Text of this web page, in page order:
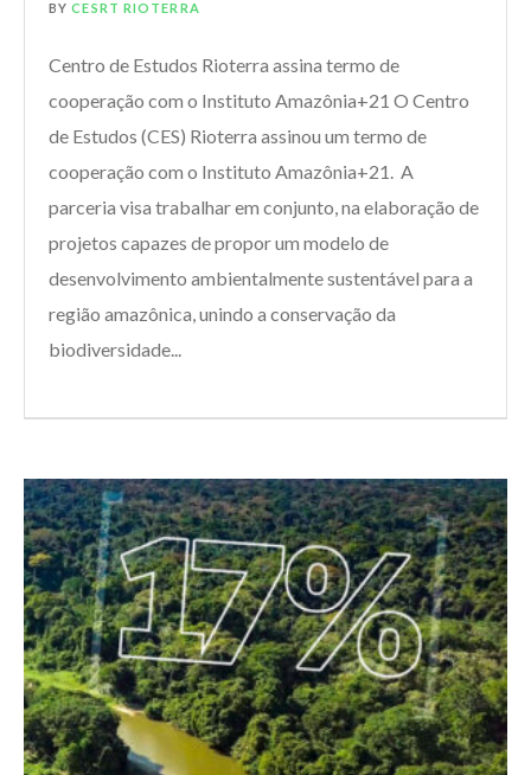
BYCESRT RIOTERRA
Centro de Estudos Rioterra assina termo de
cooperação com o Instituto Amazônia+21 O Centro
de Estudos (CES) Rioterra assinou um termo de
cooperação com o Instituto Amazônia+21. A
parceria visa trabalhar em conjunto, na elaboração de
projetos capazes de propor um modelo de
desenvolvimento ambientalmente sustentável para a
região amazônica, unindo a conservação da
biodiversidade...